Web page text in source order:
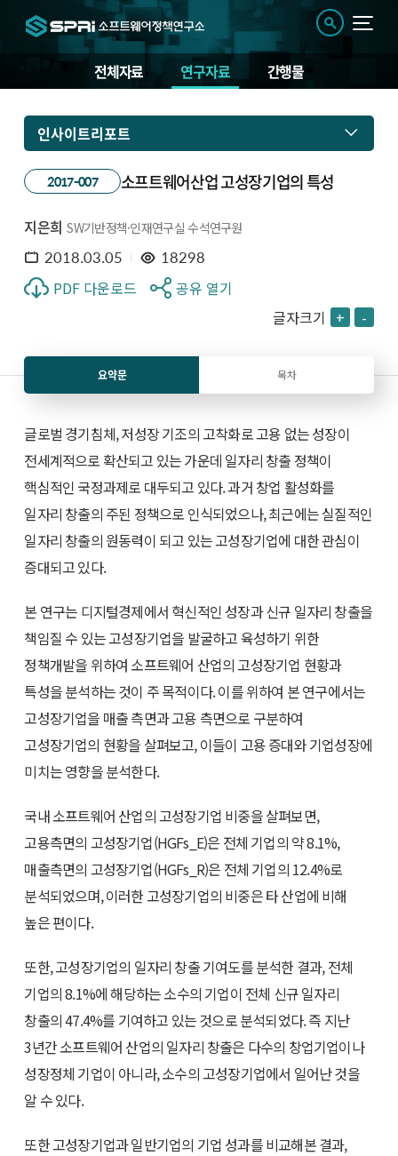
전체자료 연구자료 간행물
인사이트리포트
2017-007 소프트웨어산업 고성장기업의 특성
지은희 SW기반정책·인재연구실 수석연구원
2018.03.05 18298
PDF 다운로드
공유 열기
글자크기 + -
요약문 목차
글로벌 경기침체, 저성장 기조의 고착화로 고용 없는 성장이
전세계적으로 확산되고 있는 가운데 일자리 창출 정책이
핵심적인 국정과제로 대두되고 있다. 과거 창업 활성화를
일자리 창출의 주된 정책으로 인식되었으나, 최근에는 실질적인
일자리 창출의 원동력이 되고 있는 고성장기업에 대한 관심이
증대되고 있다.
본 연구는 디지털경제에서 혁신적인 성장과 신규 일자리 창출을
책임질 수 있는 고성장기업을 발굴하고 육성하기 위한
정책개발을 위하여 소프트웨어 산업의 고성장기업 현황과
특성을 분석하는 것이 주 목적이다. 이를 위하여 본 연구에서는
고성장기업을 매출 측면과 고용 측면으로 구분하여
고성장기업의 현황을 살펴보고, 이들이 고용 증대와 기업성장에
미치는 영향을 분석한다.
국내 소프트웨어 산업의 고성장기업 비중을 살펴보면,
고용측면의 고성장기업(HGFs_E)은 전체 기업의 약 8.1%,
매출측면의 고성장기업(HGFs_R)은 전체 기업의 12.4%로
분석되었으며, 이러한 고성장기업의 비중은 타 산업에 비해
높은 편이다.
또한, 고성장기업의 일자리 창출 기여도를 분석한 결과, 전체
기업의 8.1%에 해당하는 소수의 기업이 전체 신규 일자리
창출의 47.4%를 기여하고 있는 것으로 분석되었다. 즉 지난
3년간 소프트웨어 산업의 일자리 창출은 다수의 창업기업이나
성장정체 기업이 아니라, 소수의 고성장기업에서 일어난 것을
알 수 있다.
또한 고성장기업과 일반기업의 기업 성과를 비교해본 결과,